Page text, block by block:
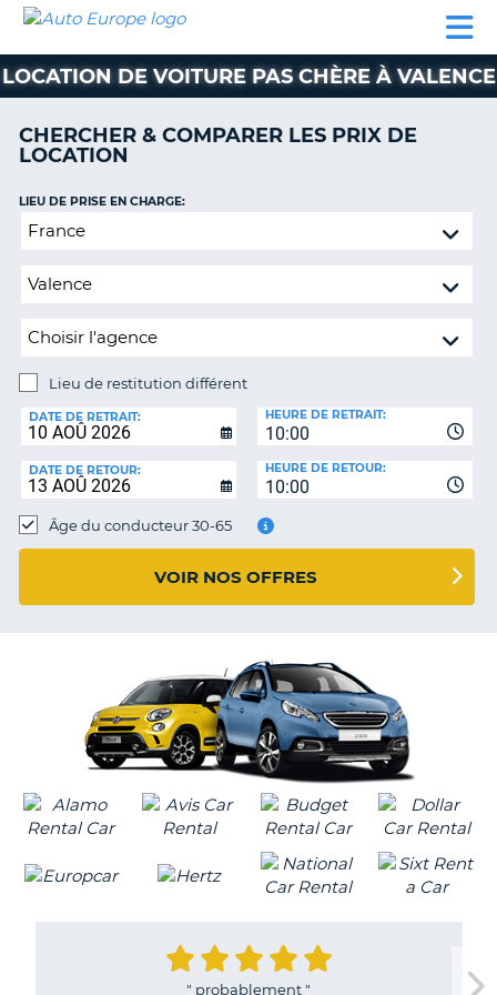
LOCATION
VOITURE
CAMPING-
CAR
CLIENT
AUTO
EUROPE
LOCATION
VOITURE
CAMPING-
CAR
PARTENAIRES
SUPPORT
CLIENT
COMPTE
MA
LOCATION DE VOITURE PAS CHÈRE À VALENCE
CHERCHER & COMPARER LES PRIX DE
LOCATION
Lieu
restitution
LIEU DE PRISE EN CHARGE:
Lieu de restitution différent
DE
RESTITUTION:
DATE DE RETRAIT:
10:00
HEURE DE RETRAIT:
DATE DE RETOUR:
10:00
HEURE DE RETOUR:
Âge du conducteur 30-65
VOIR NOS OFFRES
" probablement "